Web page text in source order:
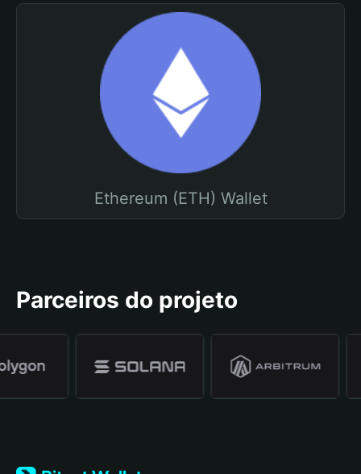
Ethereum (ETH) Wallet
Parceiros do projeto